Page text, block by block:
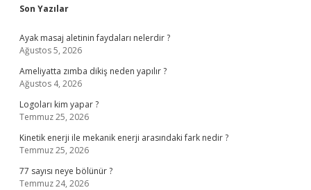
Sidebar
Son Yazılar
Ayak masaj aletinin faydaları nelerdir ?
Ağustos 5, 2026
Ameliyatta zımba dikiş neden yapılır ?
Ağustos 4, 2026
Logoları kim yapar ?
Temmuz 25, 2026
Kinetik enerji ile mekanik enerji arasındaki fark nedir ?
Temmuz 25, 2026
77 sayısı neye bölünür ?
Temmuz 24, 2026